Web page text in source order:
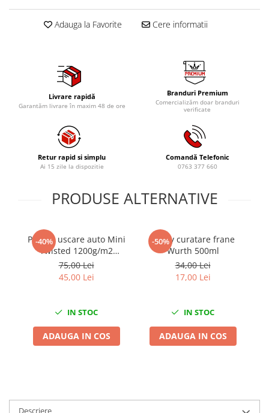
Accesorii schimb ulei
Chei buson baie ulei
Scule Ajutatoare
Scule De Mana si Unelte
Aparate de nituit si capsat
Capsatoare tapiterie
Chei de Forta
Chei Dinamometrice
Scule Electrice
Aeroterme si Incalzitoare
Aparate de spalat cu presiune
Masini de insurubat si gaurit
Masini de polishat
Pistoale aer cald
Adauga la Favorite Cere informatii
Livrare rapidă
Garantăm livrare în maxim 48 de ore
Branduri Premium
Comercializăm doar branduri
verificate
Retur rapid si simplu
Ai 15 zile la dispozitie
Comandă Telefonic
0763 377 660
PRODUSE ALTERNATIVE
-40%
Prosop uscare auto Mini
Twisted 1200g/m2
40x40cm King Dryer
75,00 Lei
45,00 Lei
IN STOC
ADAUGA IN COS
-50%
Spray curatare frane
Wurth 500ml
34,00 Lei
17,00 Lei
IN STOC
ADAUGA IN COS
Descriere